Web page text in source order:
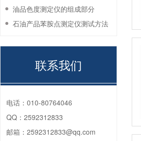
油品色度测定仪的组成部分
石油产品苯胺点测定仪测试方法
联系我们
电话： 010-80764046
QQ： 2592312833
邮箱： 2592312833@qq.com